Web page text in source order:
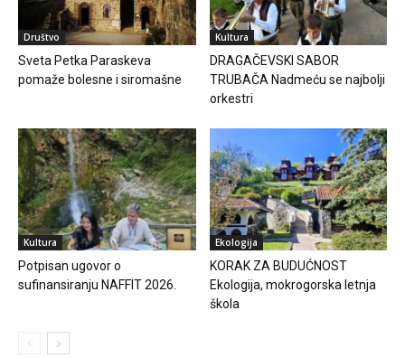
Društvo
Sveta Petka Paraskeva
pomaže bolesne i siromašne
Kultura
DRAGAČEVSKI SABOR
TRUBAČA Nadmeću se najbolji
orkestri
Kultura
Potpisan ugovor o
sufinansiranju NAFFIT 2026.
Ekologija
KORAK ZA BUDUĆNOST
Ekologija, mokrogorska letnja
škola